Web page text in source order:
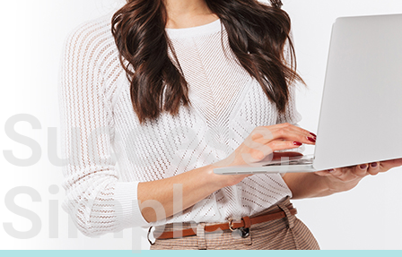
Success,
Simple!